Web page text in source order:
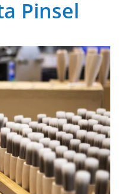
Pinsel